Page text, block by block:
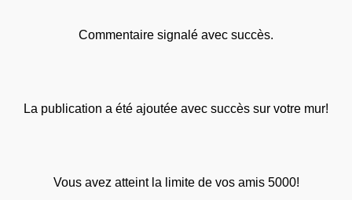
Commentaire signalé avec succès.
La publication a été ajoutée avec succès sur votre mur!
Vous avez atteint la limite de vos amis 5000!